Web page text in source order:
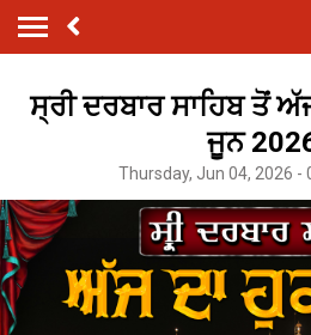
ਸ੍ਰੀ ਦਰਬਾਰ ਸਾਹਿਬ ਤੋਂ
ਜੂਨ
Thursday, Jun 04, 2026 -